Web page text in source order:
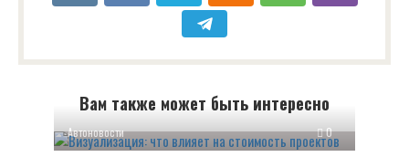
Вам также может быть интересно
Автоновости 0